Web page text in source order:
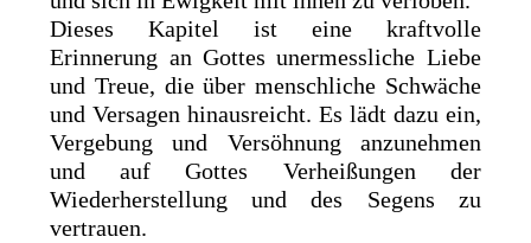
Dieses Kapitel ist eine kraftvolle
Erinnerung an Gottes unermessliche Liebe
und Treue, die über menschliche Schwäche
und Versagen hinausreicht. Es lädt dazu ein,
Vergebung und Versöhnung anzunehmen
und auf Gottes Verheißungen der
Wiederherstellung und des Segens zu
vertrauen.